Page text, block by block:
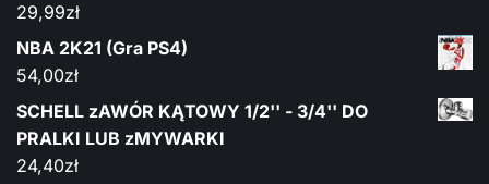
29,99zł
NBA 2K21 (Gra PS4)
54,00zł
SCHELL zAWÓR KĄTOWY 1/2'' - 3/4'' DO
PRALKI LUB zMYWARKI
24,40zł